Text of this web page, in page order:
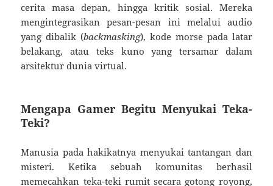
cerita masa depan, hingga kritik sosial. Mereka
mengintegrasikan pesan-pesan ini melalui audio
yang dibalik (backmasking), kode morse pada latar
belakang, atau teks kuno yang tersamar dalam
arsitektur dunia virtual.
Mengapa Gamer Begitu Menyukai Teka-
Teki?
Manusia pada hakikatnya menyukai tantangan dan
misteri. Ketika sebuah komunitas berhasil
memecahkan teka-teki rumit secara gotong royong,